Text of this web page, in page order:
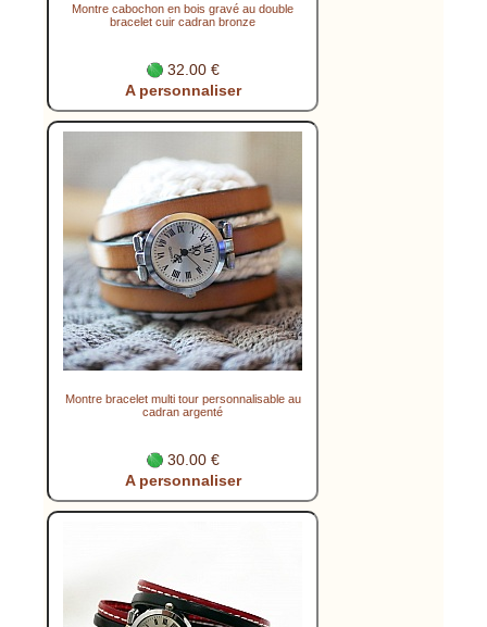
Montre cabochon en bois gravé au double
bracelet cuir cadran bronze
32.00 €
A personnaliser
Montre bracelet multi tour personnalisable au
cadran argenté
30.00 €
A personnaliser